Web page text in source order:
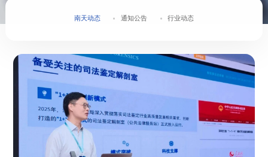
南天动态 通知公告 行业动态